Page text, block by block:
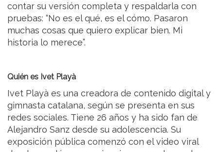
contar su versión completa y respaldarla con
pruebas: “No es el qué, es el cómo. Pasaron
muchas cosas que quiero explicar bien. Mi
historia lo merece”.
Quién es Ivet Playà
Ivet Playà es una creadora de contenido digital y
gimnasta catalana, según se presenta en sus
redes sociales. Tiene 26 años y ha sido fan de
Alejandro Sanz desde su adolescencia. Su
exposición pública comenzó con el video viral